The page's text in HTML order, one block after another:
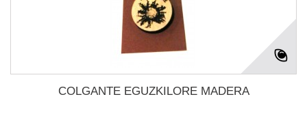
COLGANTE EGUZKILORE MADERA